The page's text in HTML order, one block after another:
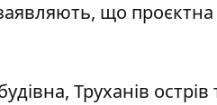
що
Труханів